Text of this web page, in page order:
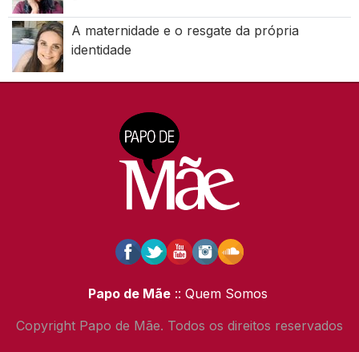
A maternidade e o resgate da própria
identidade
Papo de Mãe :: Quem Somos
Copyright Papo de Mãe. Todos os direitos reservados